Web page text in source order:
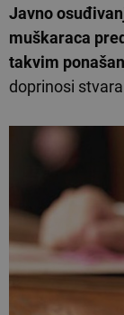
Javno
muškaraca
takvim
doprinosi